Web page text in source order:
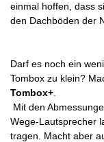
einmal hoffen, dass
den Dachböden der
Darf es noch ein
Tombox zu klein?
Tombox+
Mit den
Wege-Lautsprecher
tragen. Macht aber